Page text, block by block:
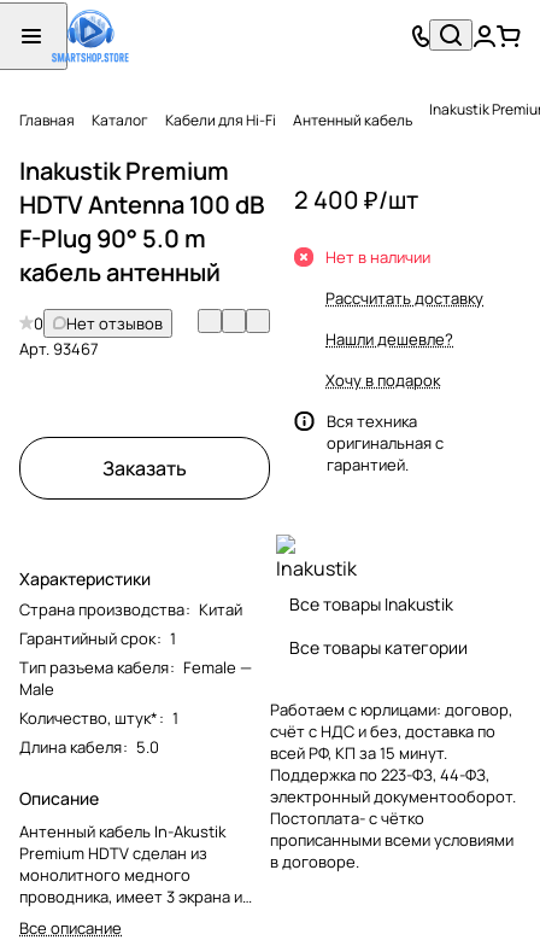
Главная Каталог Кабели для Hi-Fi Антенный кабель Inakustik
Inakustik Premium
HDTV Antenna 100 dB
F-Plug 90° 5.0 m
кабель антенный
0
Нет отзывов
Арт.93467
Заказать
Характеристики
Страна производства: Китай
Гарантийный срок: 1
Тип разъема кабеля: Female —
Male
Количество, штук*: 1
Длина кабеля: 5.0
Описание
Антенный кабель In-Akustik
Premium HDTV сделан из
монолитного медного
проводника, имеет 3 экрана и
угловой разъем.
Все описание
2 400 ₽/шт
Нет в наличии
Рассчитать доставку
Нашли дешевле?
Хочу в подарок
Вся техника
оригинальная с
гарантией.
Все товары Inakustik
Все товары категории
Работаем с юрлицами: договор,
счёт с НДС и без, доставка по
всей РФ, КП за 15 минут.
Поддержка по 223-ФЗ, 44-ФЗ,
электронный документооборот.
Постоплата- с чётко
прописанными всеми условиями
в договоре.